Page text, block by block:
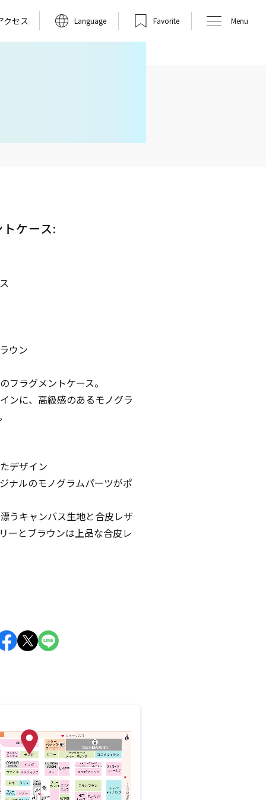
クセス Favorite
Language Menu
ケース:
ウン
フラグメントケース。
ンに、高級感のあるモノグラ
デザイン
ナルのモノグラムパーツがポ
うキャンバス生地と合皮レザ
ーとブラウンは上品な合皮レ